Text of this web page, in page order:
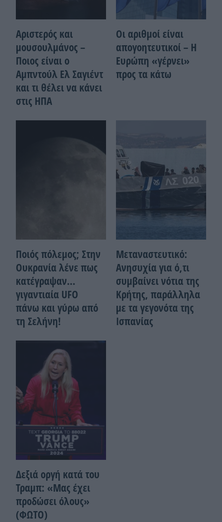
Αριστερός και
μουσουλμάνος –
Ποιoς είναι ο
Αμπντούλ Ελ Σαγιέντ
και τι θέλει να κάνει
στις ΗΠΑ
Οι αριθμοί είναι
απογοητευτικοί – Η
Ευρώπη «γέρνει»
προς τα κάτω
Ποιός πόλεμος; Στην
Ουκρανία λένε πως
κατέγραψαν…
γιγαντιαία UFO
πάνω και γύρω από
τη Σελήνη!
Μεταναστευτικό:
Ανησυχία για ό,τι
συμβαίνει νότια της
Κρήτης, παράλληλα
με τα γεγονότα της
Ισπανίας
Δεξιά οργή κατά του
Τραμπ: «Μας έχει
προδώσει όλους»
(ΦΩΤΟ)